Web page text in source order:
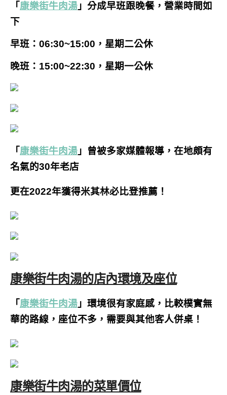
「 康樂街牛肉湯 」分成早班跟晚餐，營業時間如
下
早班：06:30~15:00，星期二公休
晚班：15:00~22:30，星期一公休
「康樂街牛肉湯 」曾被多家媒體報導，在地頗有
名氣的30年老店
更在2022年獲得米其林必比登推薦！
康樂街牛肉湯的店內環境及座位
「 康樂街牛肉湯 」環境很有家庭感，比較樸實無
華的路線，座位不多，需要與其他客人併桌！
康樂街牛肉湯的菜單價位